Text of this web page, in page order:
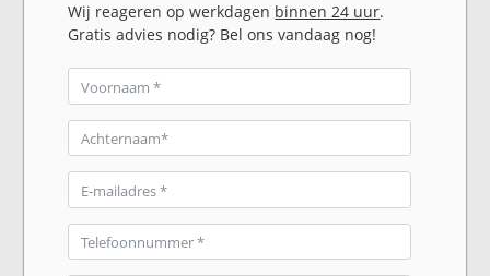
Wij reageren op werkdagen binnen 24 uur.
Gratis advies nodig? Bel ons vandaag nog!